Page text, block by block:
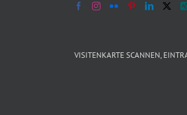
VISITENKARTE SCANNEN,